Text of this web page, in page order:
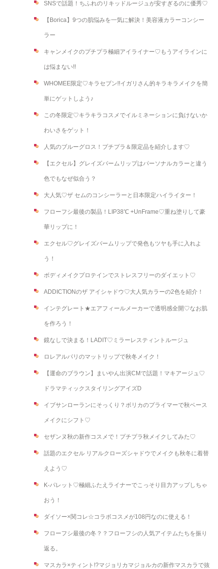
SNSで話題！ちふれのリキッドルージュが安すぎるのに優秀♡
【Borica】9つの肌悩みを一気に解決！美容液カラーコンシー
ラー
キャンメイクのプチプラ極細アイライナー♡もうアイラインに
は悩まない!!
WHOMEE限定♡キラセブン!!イガリさん的キラキラメイクを簡
単にゲットしよう♪
この冬限定♡キラキラコスメでイルミネーションに負けないか
わいさをゲット！
人気のブルーグロス！プチプラ＆限定品を紹介します♡
【エクセル】グレイズバームリップはパーソナルカラーと違う
色でもなぜ似合う？
大人気♡ザ セムのコンシーラーと日本限定ハイライター！
フローフシ最後の製品！LIP38℃ +UnFrame♡重ね塗りして豪
華リップに！
エクセル♡グレイズバームリップで発色もツヤも手に入れよ
う！
ボディメイクプロテインでストレスフリーのダイエット♡
ADDICTIONのザ アイシャドウ♡大人気カラーの2色を紹介！
インテグレート★エアフィールメーカーで透明感全開♡なお肌
を作ろう！
鏡なしで決まる！LADIT♡ミラーレスティントルージュ
ロレアルパリのマットリップで秋冬メイク！
【運命のブラウン】まいやん出演CMで話題！マキアージュ♡
ドラマティックスタイリングアイズD
イブサンローランにそっくり？ボリカのプライマーで秋ベース
メイクにシフト♡
セザンヌ秋の新作コスメで！プチプラ秋メイクしてみた♡
話題のエクセル リアルクローズシャドウでメイクも秋冬に着替
えよう♡
K-パレット♡極細ふたえライナーでこっそり目力アップしちゃ
おう！
ダイソー×関コレ☆コラボコスメが108円なのに使える！
フローフシ最後の冬？？フローフシの人気アイテムたちを振り
返る。
マスカラ×ティント!?マジョリカマジョルカの新作マスカラで抜